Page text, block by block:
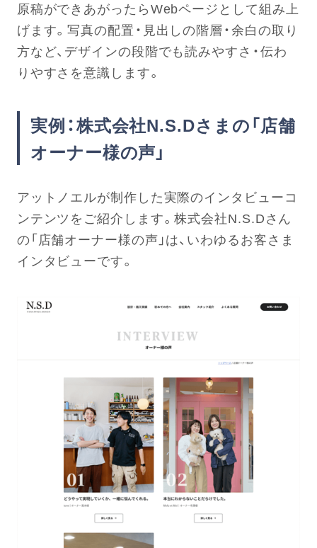
原稿ができあがったらWebページとして組み上
げます。写真の配置・見出しの階層・余白の取り
方など、デザインの段階でも読みやすさ・伝わ
りやすさを意識します。
実例：株式会社N.S.Dさまの「店舗
オーナー様の声」
アットノエルが制作した実際のインタビューコ
ンテンツをご紹介します。株式会社N.S.Dさん
の「店舗オーナー様の声」は、いわゆるお客さま
インタビューです。